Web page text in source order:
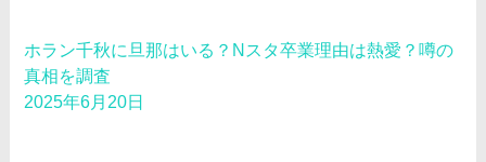
ホラン千秋に旦那はいる？Nスタ卒業理由は熱愛？噂の
真相を調査
2025年6月20日